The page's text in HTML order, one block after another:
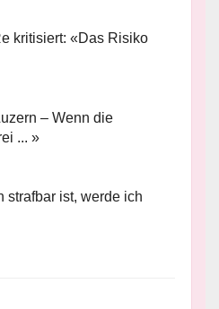
kritisiert: «Das Risiko
– Wenn die
... »
strafbar ist, werde ich